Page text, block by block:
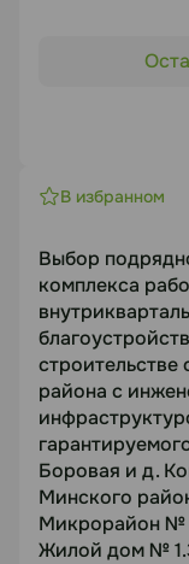
https://
В работе
социально-
Боровлянского
Предмет
МАФ (детские
7.42 НБ
Срок подачи
10.08.2026
Документация
https://
Выбор
комплекса
строительстве
района с
Боровая и д.
Минского
Микрорайон №
Жилой дом №
В избранном